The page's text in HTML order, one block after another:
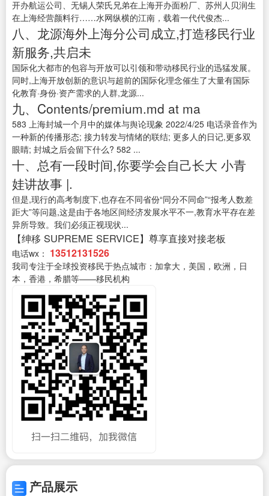
开办航运公司、无锡人荣氏兄弟在上海开办面粉厂、苏州人贝润生
在上海经营颜料行……水网纵横的江南，载着一代代俊杰...
八、龙源海外上海分公司成立,打造移民行业
新服务,共启未
国际化大都市的包容与开放可以引领和带动移民行业的迅猛发展。
同时,上海开放创新的意识与超前的国际化理念催生了大量有国际
化教育·身份·资产需求的人群,龙源...
九、Contents/premium.md at ma
583 上海封城一个月中的媒体与舆论现象 2022/4/25 电话录音作为
一种新的传播形态; 接力转发与情绪的联结; 更多人的日记,更多双
眼睛; 封城之后会留下什么? 582 ...
十、总有一段时间,你要学会自己长大 小青
娃讲故事 |.
但是,现行的高考制度下,也存在不同省份“同分不同命”“报考人数差
距大”等问题,这是由于各地区间经济发展水平不一,教育水平存在差
异所导致。我们必须正视现状...
【绅移 SUPREME SERVICE】尊享直接对接老板
电话wx： 13512131526
我司专注于全球投资移民于热点城市：加拿大，美国，欧洲，日
本，香港，希腊等——移民机构
产品展示